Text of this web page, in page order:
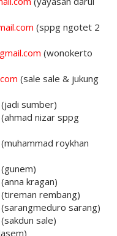
(sppg ngotet 2
(wonokerto
(sale sale & jukung
(jadi sumber)
(ahmad nizar sppg
(muhammad roykhan
(gunem)
(anna kragan)
(tireman rembang)
(sarangmeduro sarang)
(sakdun sale)